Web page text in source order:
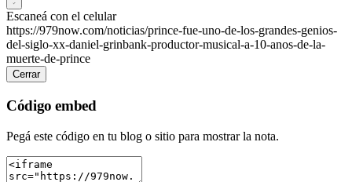
Escaneá con el celular
https://979now.com/noticias/prince-fue-uno-de-los-grandes-genios-
del-siglo-xx-daniel-grinbank-productor-musical-a-10-anos-de-la-
muerte-de-prince
Cerrar
Código embed
Pegá este código en tu blog o sitio para mostrar la nota.